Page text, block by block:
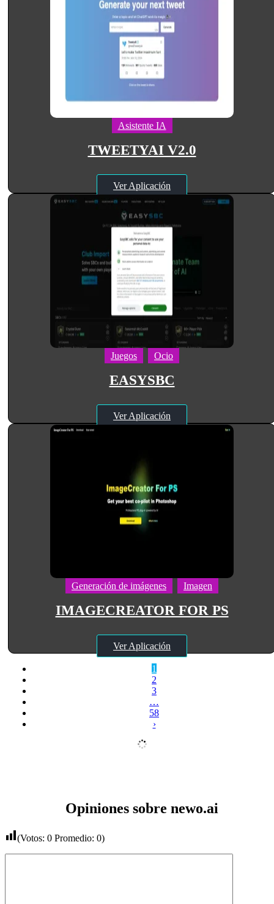
Asistente IA
TWEETYAI V2.0
Ver Aplicación
Juegos Ocio
EASYSBC
Ver Aplicación
Generación de imágenes Imagen
IMAGECREATOR FOR PS
Ver Aplicación
1
2
3
…
58
›
Opiniones sobre newo.ai
(Votos: 0 Promedio: 0)